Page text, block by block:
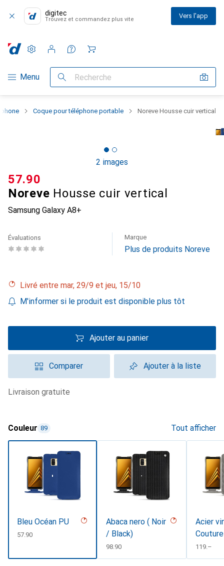
digitec
Trouvez et commandez plus vite Vers l'app
Navigation par catégorie
Menu Recherche
Paramètres
Compte client
Listes de comparaison
Listes d'envies
Panier
Coque pour téléphone portable Noreve Housse cuir vertical
2 images
Noreve Housse cuir vertical
Samsung Galaxy A8+
CHF
57.90
Évaluations Marque
Plus de produits Noreve
Livré entre mar, 29/9 et jeu, 15/10
M'informer si le produit est disponible plus tôt
Ajouter au panier
Comparer Ajouter à la liste
livraison gratuite
Couleur 89 Tout afficher
Bleu Océan PU
CHF
57.90
Abaca nero ( Noir
/ Black)
CHF
98.90
Acier
Couture
CHF
119.–